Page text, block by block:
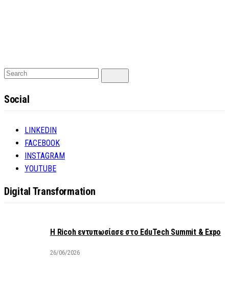
Search
Search
Social
LINKEDIN
FACEBOOK
INSTAGRAM
YOUTUBE
Digital Transformation
Η Ricoh εντυπωσίασε στο EduTech Summit & Expo
26/06/2026